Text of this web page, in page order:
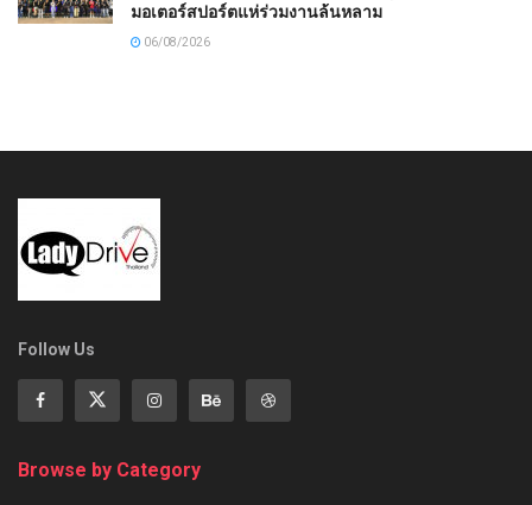
มอเตอร์สปอร์ตแห่ร่วมงานล้นหลาม
06/08/2026
Follow Us
Browse by Category